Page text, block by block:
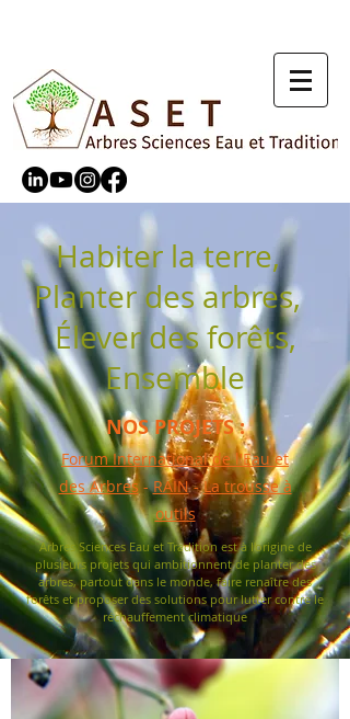
Habiter la terre,
Planter des arbres,
Élever des forêts,
Ensemble
NOS PROJETS :
Forum International de l'Eau et
des Arbres -RAIN-La trousse à
outils
Arbres Sciences Eau et Tradition est à l'origine de
plusieurs projets qui ambitionnent de planter des
arbres, partout dans le monde, faire renaître des
forêts et proposer des solutions pour lutter contre le
réchauffement climatique